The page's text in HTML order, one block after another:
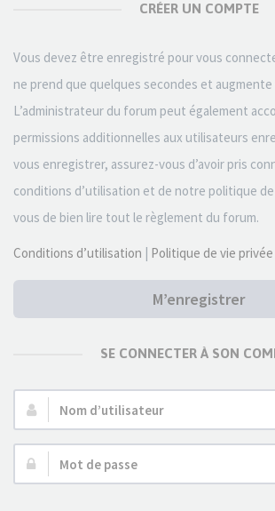
CRÉER UN COMPTE
Vous devez être enregistré pour vous
ne prend que quelques secondes et
L’administrateur du forum peut également
permissions additionnelles aux utilisateurs
vous enregistrer, assurez-vous d’avoir pris
conditions d’utilisation et de notre politique
vous de bien lire tout le règlement du forum.
Conditions d’utilisation | Politique de vie privée
M’enregistrer
SE CONNECTER À SON
Nom
Mot